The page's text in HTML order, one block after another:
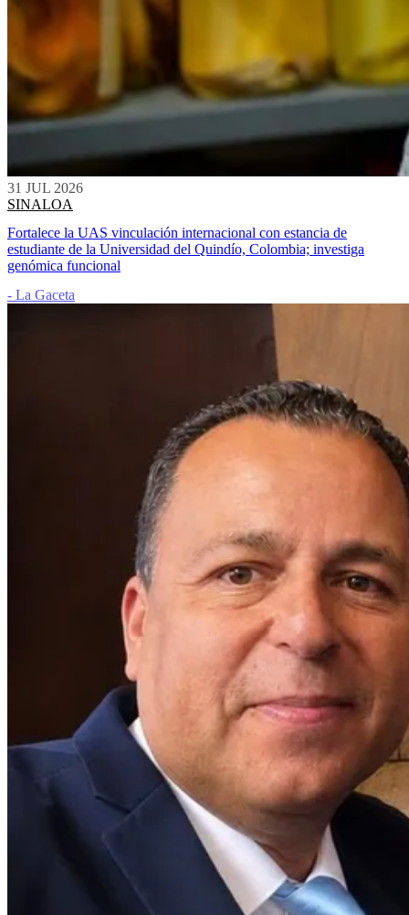
31 JUL 2026
SINALOA
Fortalece la UAS vinculación internacional con estancia de
estudiante de la Universidad del Quindío, Colombia; investiga
genómica funcional
- La Gaceta